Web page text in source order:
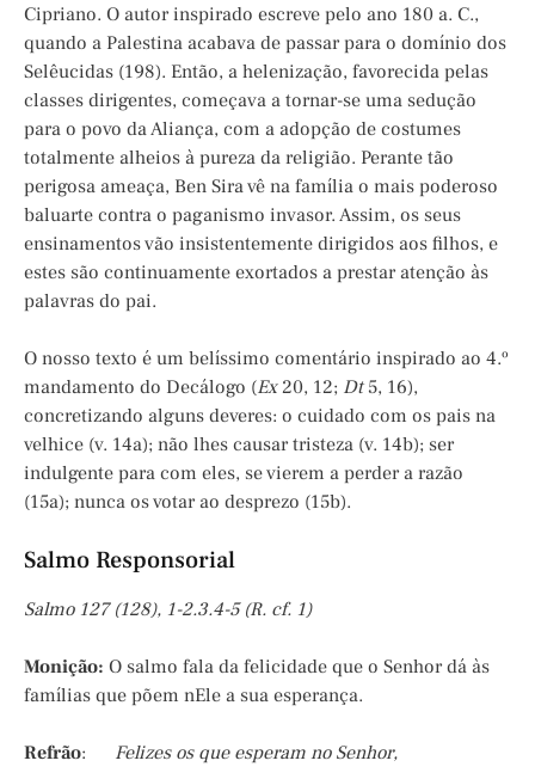
Cipriano. O autor inspirado escreve pelo ano 180 a. C.,
quando a Palestina acabava de passar para o domínio dos
Selêucidas (198). Então, a helenização, favorecida pelas
classes dirigentes, começava a tornar-se uma sedução
para o povo da Aliança, com a adopção de costumes
totalmente alheios à pureza da religião. Perante tão
perigosa ameaça, Ben Sira vê na família o mais poderoso
baluarte contra o paganismo invasor. Assim, os seus
ensinamentos vão insistentemente dirigidos aos filhos, e
estes são continuamente exortados a prestar atenção às
palavras do pai.
O nosso texto é um belíssimo comentário inspirado ao 4.º
mandamento do Decálogo (Ex20, 12; Dt5, 16),
concretizando alguns deveres: o cuidado com os pais na
velhice (v. 14a); não lhes causar tristeza (v. 14b); ser
indulgente para com eles, se vierem a perder a razão
(15a); nunca os votar ao desprezo (15b).
Salmo Responsorial
Salmo127 (128), 1-2.3.4-5 (R. cf. 1)
Monição: O salmo fala da felicidade que o Senhor dá às
famílias que põem nEle a sua esperança.
Refrão: Felizes os que esperam no Senhor,